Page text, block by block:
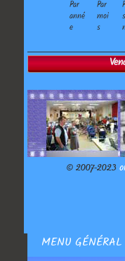
Par
anné
e
Par
moi
s
© 2007-2023
MENU GÉNÉRAL